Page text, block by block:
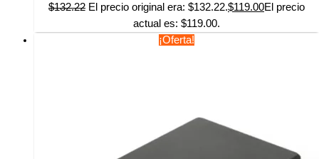
$132.22 El precio original era: $132.22.$119.00El precio
actual es: $119.00.
¡Oferta!